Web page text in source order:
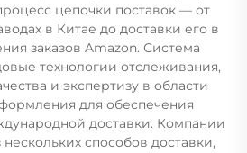
цепочки поставок — от
в Китае до доставки его в
заказов Amazon. Система
технологии отслеживания,
и экспертизу в области
для обеспечения
доставки. Компании
способов доставки,